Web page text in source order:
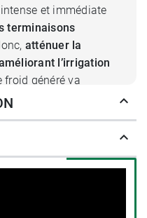
et immédiate
terminaisons
atténuer la
l’irrigation
froid généré va
de
en roll on :